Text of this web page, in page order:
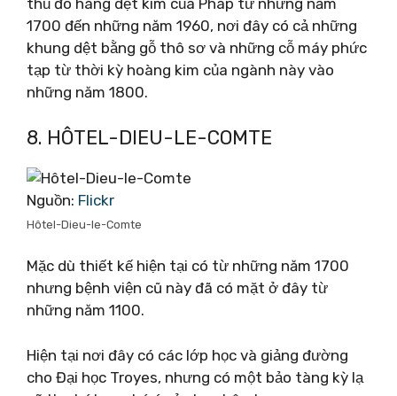
thủ đô hàng dệt kim của Pháp từ những năm
1700 đến những năm 1960, nơi đây có cả những
khung dệt bằng gỗ thô sơ và những cỗ máy phức
tạp từ thời kỳ hoàng kim của ngành này vào
những năm 1800.
8. HÔTEL-DIEU-LE-COMTE
Nguồn: Flickr
Hôtel-Dieu-le-Comte
Mặc dù thiết kế hiện tại có từ những năm 1700
nhưng bệnh viện cũ này đã có mặt ở đây từ
những năm 1100.
Hiện tại nơi đây có các lớp học và giảng đường
cho Đại học Troyes, nhưng có một bảo tàng kỳ lạ